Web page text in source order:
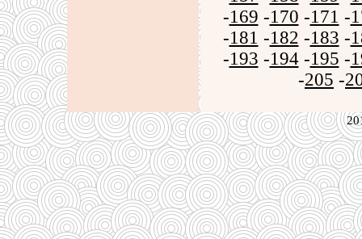
-169 -170 -171 -
-181 -182 -183 -
-193 -194-195 -
-205 -